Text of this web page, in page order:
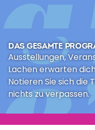
DAS GESAMTE
Ausstellungen,
Lachen erwarten
Notieren Sie sich die
nichts zu verpassen.